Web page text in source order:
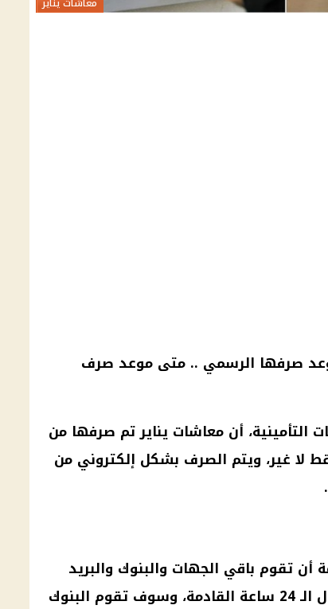
معاشات يناير
صرفها الرسمي .. متى موعد صرف
التأمينية، أن معاشات ينايرتم صرفها من
لا غير، ويتم الصرف بشكل إلكتروني من
أن تقوم باقي الجهات والبنوك والبريد
وسوف تقوم
البنوك